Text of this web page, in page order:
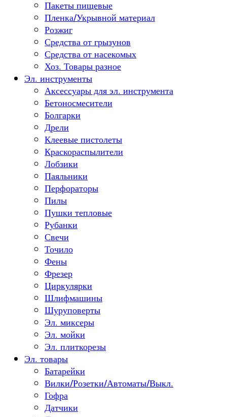
Пакеты пищевые
Пленка/Укрывной материал
Розжиг
Средства от грызунов
Средства от насекомых
Хоз. Товары разное
Эл. инструменты
Аксессуары для эл. инструмента
Бетоносмесители
Болгарки
Дрели
Клеевые пистолеты
Краскораспылители
Лобзики
Паяльники
Перфораторы
Пилы
Пушки тепловые
Рубанки
Свечи
Точило
Фены
Фрезер
Циркулярки
Шлифмашины
Шуруповерты
Эл. миксеры
Эл. мойки
Эл. плиткорезы
Эл. товары
Батарейки
Вилки/Розетки/Автоматы/Выкл.
Гофра
Датчики